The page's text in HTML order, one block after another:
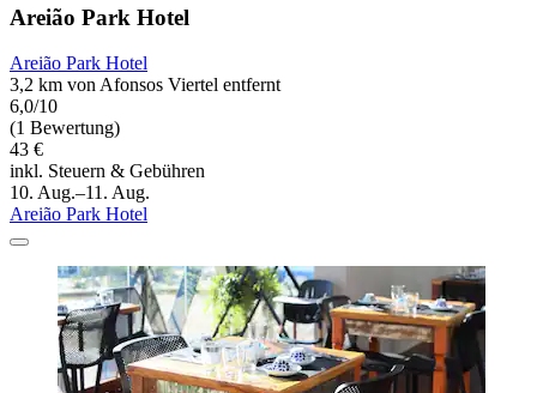
Areião Park Hotel
Areião Park Hotel
3,2 km von Afonsos Viertel entfernt
6,0/10
(1 Bewertung)
43 €
inkl. Steuern & Gebühren
10. Aug.–11. Aug.
Areião Park Hotel